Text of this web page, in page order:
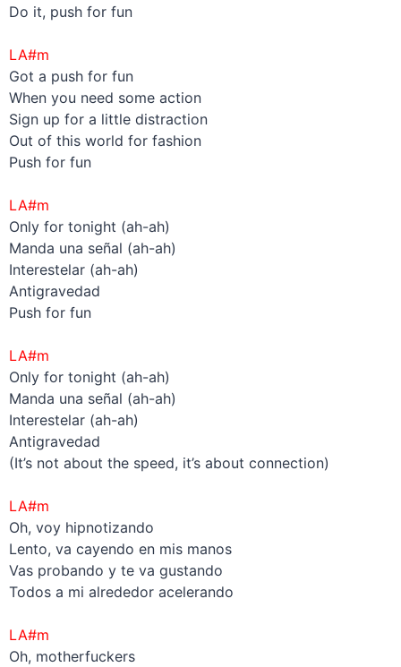
Do it, push for fun
LA#m
Got a push for fun
When you need some action
Sign up for a little distraction
Out of this world for fashion
Push for fun
LA#m
Only for tonight (ah-ah)
Manda una señal (ah-ah)
Interestelar (ah-ah)
Antigravedad
Push for fun
LA#m
Only for tonight (ah-ah)
Manda una señal (ah-ah)
Interestelar (ah-ah)
Antigravedad
(It’s not about the speed, it’s about connection)
LA#m
Oh, voy hipnotizando
Lento, va cayendo en mis manos
Vas probando y te va gustando
Todos a mi alrededor acelerando
LA#m
Oh, motherfuckers